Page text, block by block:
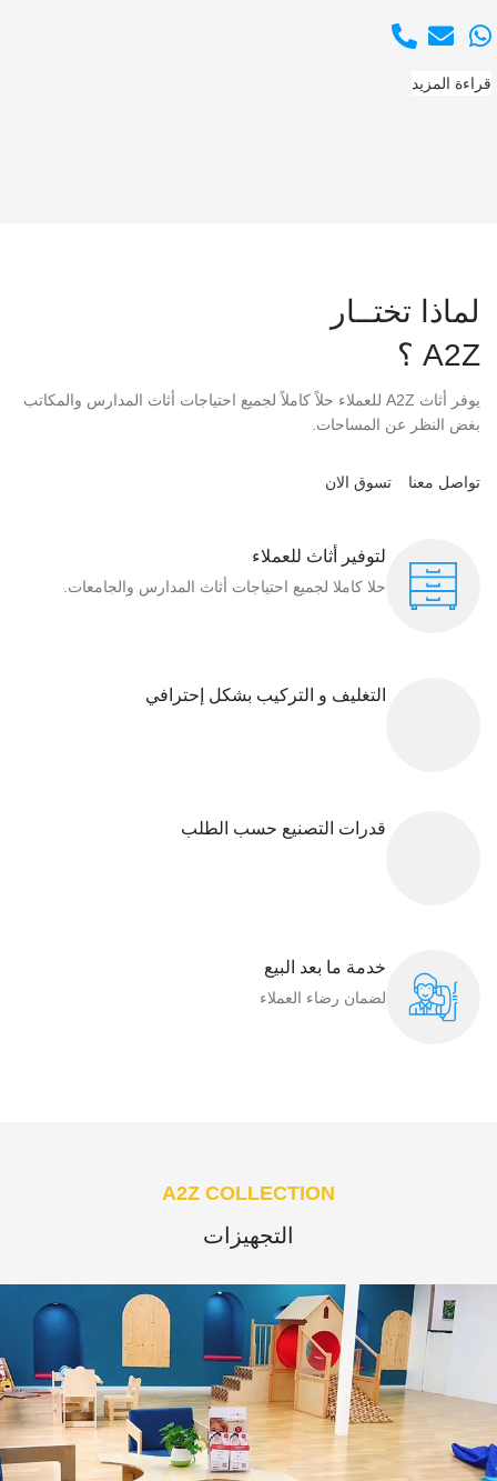
قراءة المزيد
لماذا تختــار
A2Z ؟
يوفر أثاث A2Z للعملاء حلاً كاملاً لجميع احتياجات أثاث المدارس والمكاتب
بغض النظر عن المساحات.
تواصل معنا تسوق الان
لتوفير أثاث للعملاء
حلا كاملا لجميع احتياجات أثاث المدارس والجامعات.
التغليف و التركيب بشكل إحترافي
قدرات التصنيع حسب الطلب
خدمة ما بعد البيع
لضمان رضاء العملاء​
A2Z COLLECTION
التجهيزات